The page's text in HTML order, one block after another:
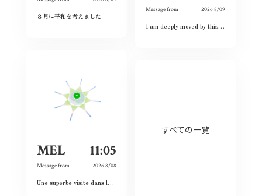
８月に平和を考えました
Message from 2026 8/09
I am deeply moved by this exhibition because I have witnessed the spirit of courage and never-give-up among the land and the people. Although this city had once completely destroyed, but the people still believed the future and ordinary lives. That’s what I love this city so much and today is my second time visiting Hiroshima 🥰❤️
MEL 11:05
Message from 2026 8/08
Une superbe visite dans le passé, le présent et le futur. Les images et vidéos sont sublimes et nous rappellent l’histoire passée.
すべての一覧